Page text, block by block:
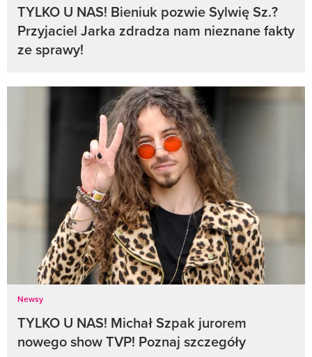
TYLKO U NAS! Bieniuk pozwie Sylwię Sz.?
Przyjaciel Jarka zdradza nam nieznane fakty
ze sprawy!
Newsy
TYLKO U NAS! Michał Szpak jurorem
nowego show TVP! Poznaj szczegóły